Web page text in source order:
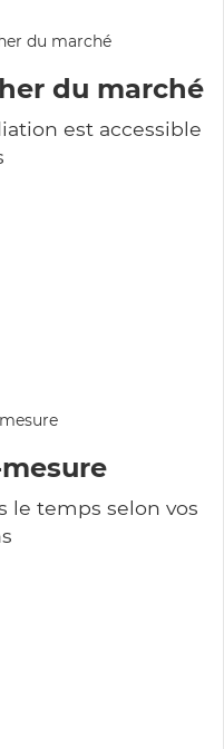
du marché
est accessible
le temps selon vos